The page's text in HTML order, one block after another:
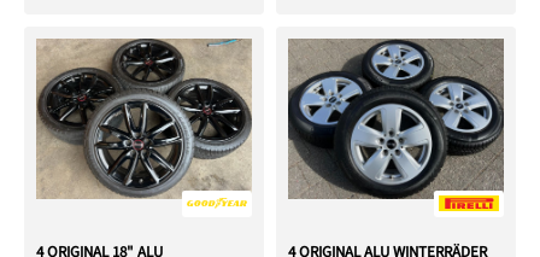
4 ORIGINAL 18" ALU 4 ORIGINAL ALU WINTERRÄDER